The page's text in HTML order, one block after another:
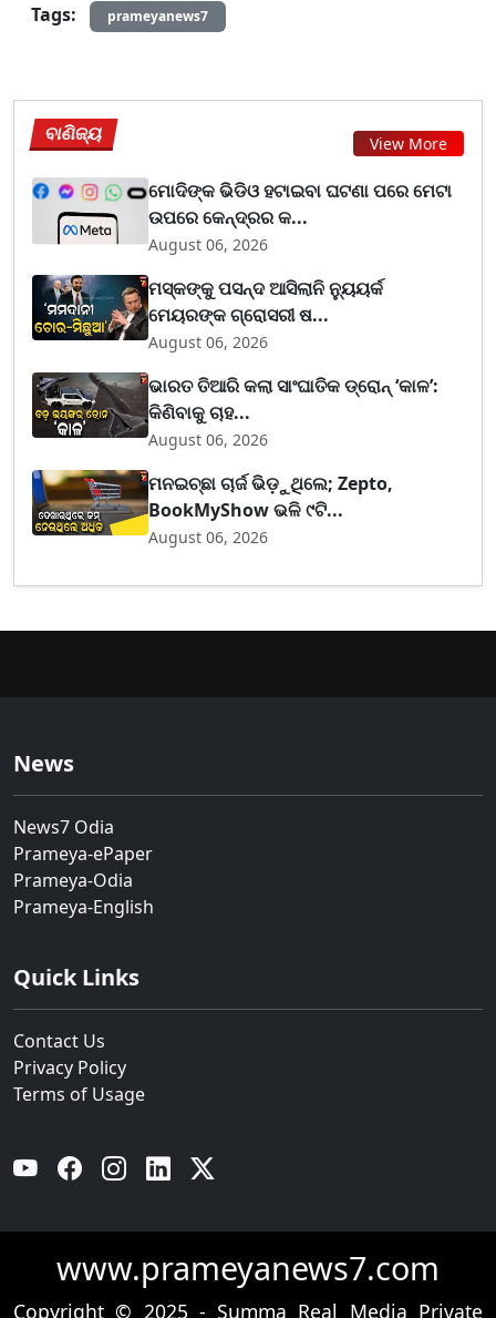
Tags: prameyanews7
ବାଣିଜ୍ୟ View More
ମୋଦିଙ୍କ ଭିଡିଓ ହଟାଇବା ଘଟଣା ପରେ ମେଟା
ଉପରେ କେନ୍ଦ୍ରର କ...
August 06, 2026
ମସ୍କଙ୍କୁ ପସନ୍ଦ ଆସିଲାନି ନ୍ୟୁୟର୍କ
ମେୟରଙ୍କ ଗ୍ରୋସରୀ ଷ...
August 06, 2026
ଭାରତ ତିଆରି କଲା ସାଂଘାତିକ ଡ୍ରୋନ୍ ‘କାଳ’:
କିଣିବାକୁ ଚାହ...
August 06, 2026
ମନଇଚ୍ଛା ଚାର୍ଜ ଭିଡ଼ୁଥିଲେ; Zepto,
BookMyShow ଭଳି ୯ଟି...
August 06, 2026
News
News7 Odia
Prameya-ePaper
Prameya-Odia
Prameya-English
Quick Links
Contact Us
Privacy Policy
Terms of Usage
YouTube Facebook Instagram Linkedin
www.prameyanews7.com
Copyright © 2025 - Summa Real Media Private